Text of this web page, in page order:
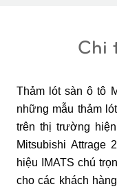
Chi
Thảm lót sàn ô tô
những mẫu thảm
trên thị trường
Mitsubishi Attrage
hiệu IMATS chú
cho các khách